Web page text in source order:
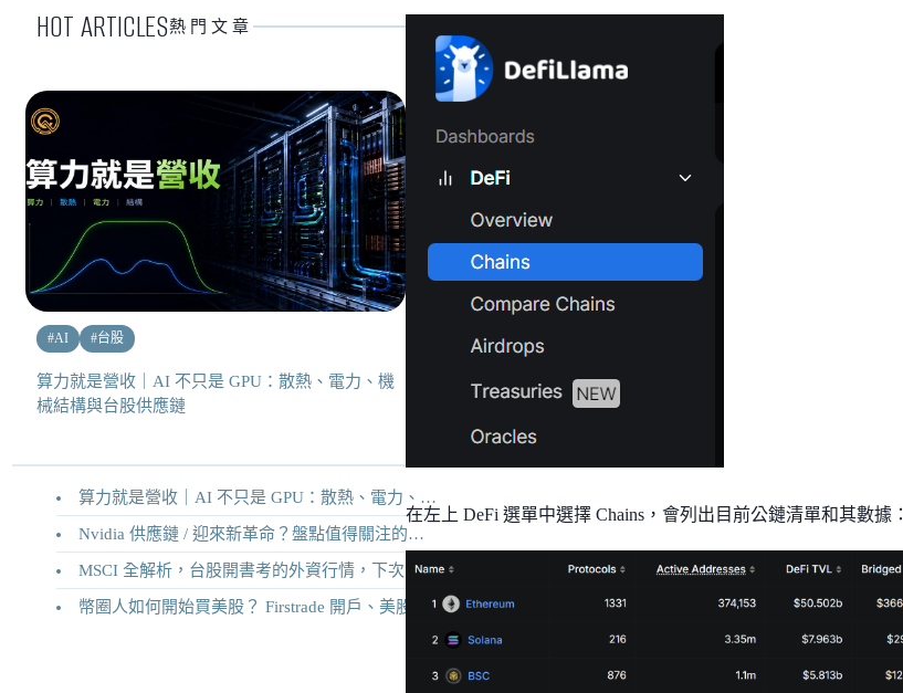
HOT ARTICLES熱門文章
#AI #台股
算力就是營收｜AI 不只是 GPU：散熱、電力、機
械結構與台股供應鏈
算力就是營收｜AI 不只是 GPU：散熱、電力、機械結構與台股供應鏈
Nvidia 供應鏈 / 迎來新革命？盤點值得關注的二十家供應鏈企業
MSCI 全解析，台股開書考的外資行情，下次調整你準備好了嗎？
幣圈人如何開始買美股？ Firstrade 開戶、美股交易機制完整教學
在左上 DeFi 選單中選擇 Chains，會列出目前公鏈清單和其數據：